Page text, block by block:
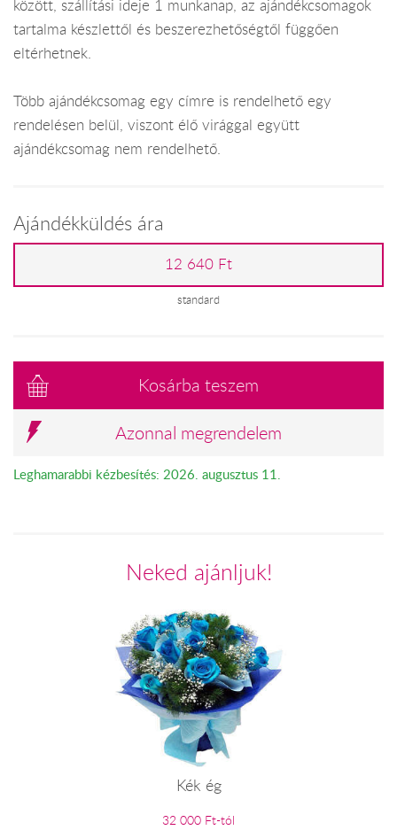
között, szállítási ideje 1 munkanap, az ajándékcsomagok
tartalma készlettől és beszerezhetőségtől függően
eltérhetnek.
Több ajándékcsomag egy címre is rendelhető egy
rendelésen belül, viszont élő virággal együtt
ajándékcsomag nem rendelhető.
Ajándékküldés ára
12 640 Ft
standard
Kosárba teszem
Azonnal megrendelem
Leghamarabbi kézbesítés: 2026. augusztus 11.
Neked ajánljuk!
Kék ég
32 000 Ft-tól